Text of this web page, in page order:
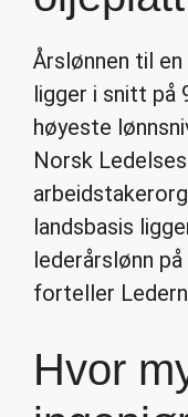
Årslønnen til en
ligger i snitt på
høyeste
Norsk
landsbasis
lederårslønn
forteller
Hvor